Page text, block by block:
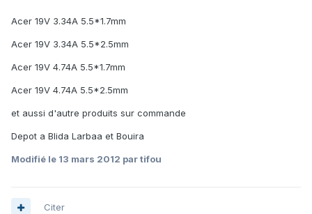
Acer 19V 3.34A 5.5*1.7mm
Acer 19V 3.34A 5.5*2.5mm
Acer 19V 4.74A 5.5*1.7mm
Acer 19V 4.74A 5.5*2.5mm
et aussi d'autre produits sur commande
Depot a Blida Larbaa et Bouira
Modifié le 13 mars 2012 par tifou
Citer